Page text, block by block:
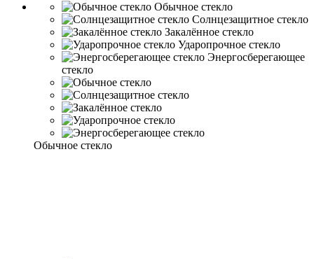
Обычное стекло
Солнцезащитное стекло
Закалённое стекло
Ударопрочное стекло
Энергосберегающее
стекло
Обычное стекло